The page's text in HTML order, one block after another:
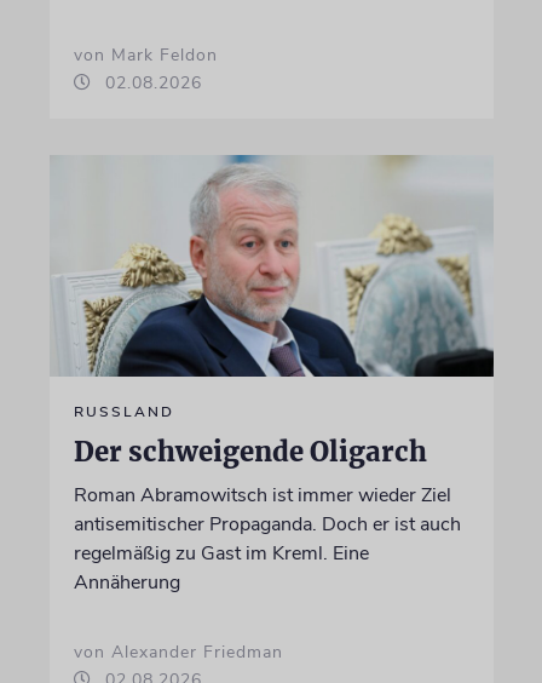
von Mark Feldon
02.08.2026
RUSSLAND
Der schweigende Oligarch
Roman Abramowitsch ist immer wieder Ziel
antisemitischer Propaganda. Doch er ist auch
regelmäßig zu Gast im Kreml. Eine
Annäherung
von Alexander Friedman